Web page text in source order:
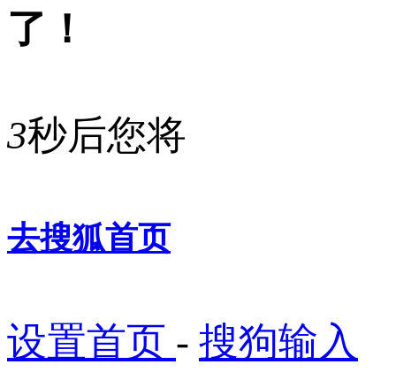
了！
3秒后您将
去搜狐首页
设置首页 - 搜狗输入